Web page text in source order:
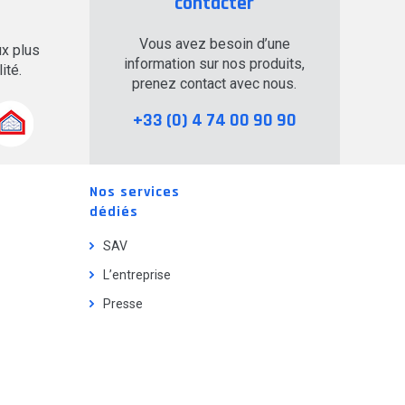
plus
Vous avez besoin d’une
information sur nos produits,
prenez contact avec nous.
+33 (0) 4 74 00 90 90
Nos services
dédiés
SAV
L’entreprise
Presse